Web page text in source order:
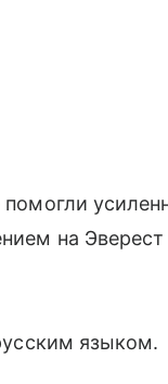
на
языком.